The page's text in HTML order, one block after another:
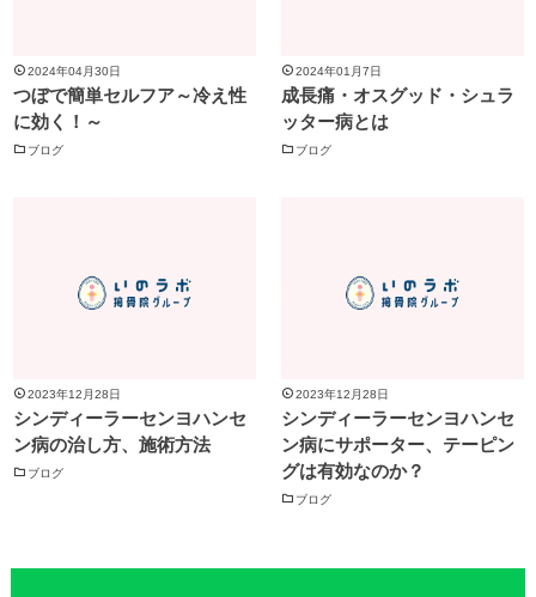
2024年04月30日
つぼで簡単セルフア～冷え性
に効く！～
ブログ
2024年01月7日
成長痛・オスグッド・シュラ
ッター病とは
ブログ
2023年12月28日
シンディーラーセンヨハンセ
ン病の治し方、施術方法
ブログ
2023年12月28日
シンディーラーセンヨハンセ
ン病にサポーター、テーピン
グは有効なのか？
ブログ